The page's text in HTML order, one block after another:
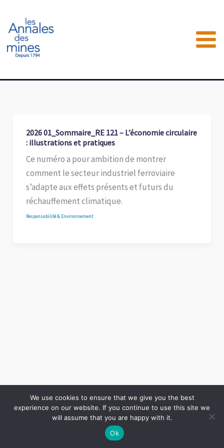
contenu
2026 01_Sommaire_RE 121 – L’économie circulaire
: illustrations et pratiques
Ce numéro a pour ambition de montrer
comment le secteur industriel ferroviaire
s’adapte aux effets présents et futurs du
réchauffement climatique.
Responsabilité & Environnement
Copyright © 2026 LES ANNALES DES MINES | Powered by Thème WordPress Astra
We use cookies to ensure that we give you the best
experience on our website. If you continue to use this site we
will assume that you are happy with it.
Ok